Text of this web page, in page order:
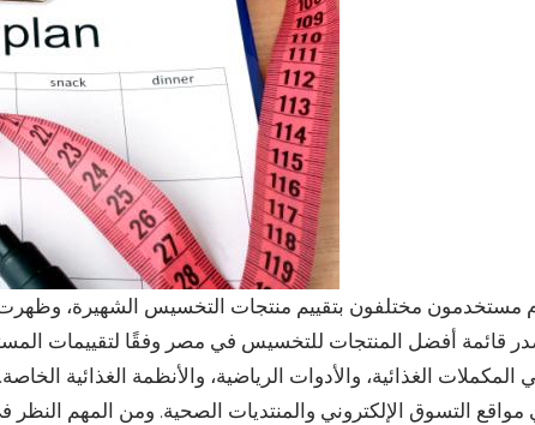
مستخدمون مختلفون بتقييم منتجات التخسيس الشهيرة،
قائمة أفضل المنتجات للتخسيس في مصر وفقًا لتقييمات
المكملات الغذائية، والأدوات الرياضية، والأنظمة الغذائية
التسوق الإلكتروني والمنتديات الصحية. ومن المهم النظر